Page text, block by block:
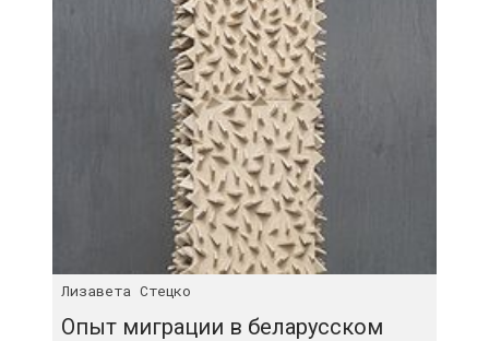
Лизавета Стецко
Опыт миграции в беларусском